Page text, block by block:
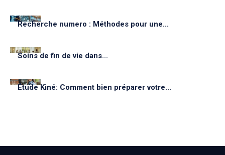
Recherche numero : Méthodes pour une...
Soins de fin de vie dans...
Étude Kiné: Comment bien préparer votre...